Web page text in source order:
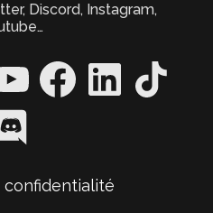
Discord, Instagram,
FacebookLinkedIn TikTok
confidentialité